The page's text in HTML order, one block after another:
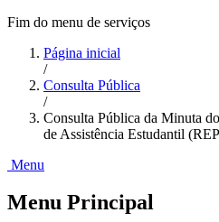
Fim do menu de serviços
Página inicial
/
Consulta Pública
/
Consulta Pública da Minuta
de Assistência Estudantil
Menu
Menu Principal